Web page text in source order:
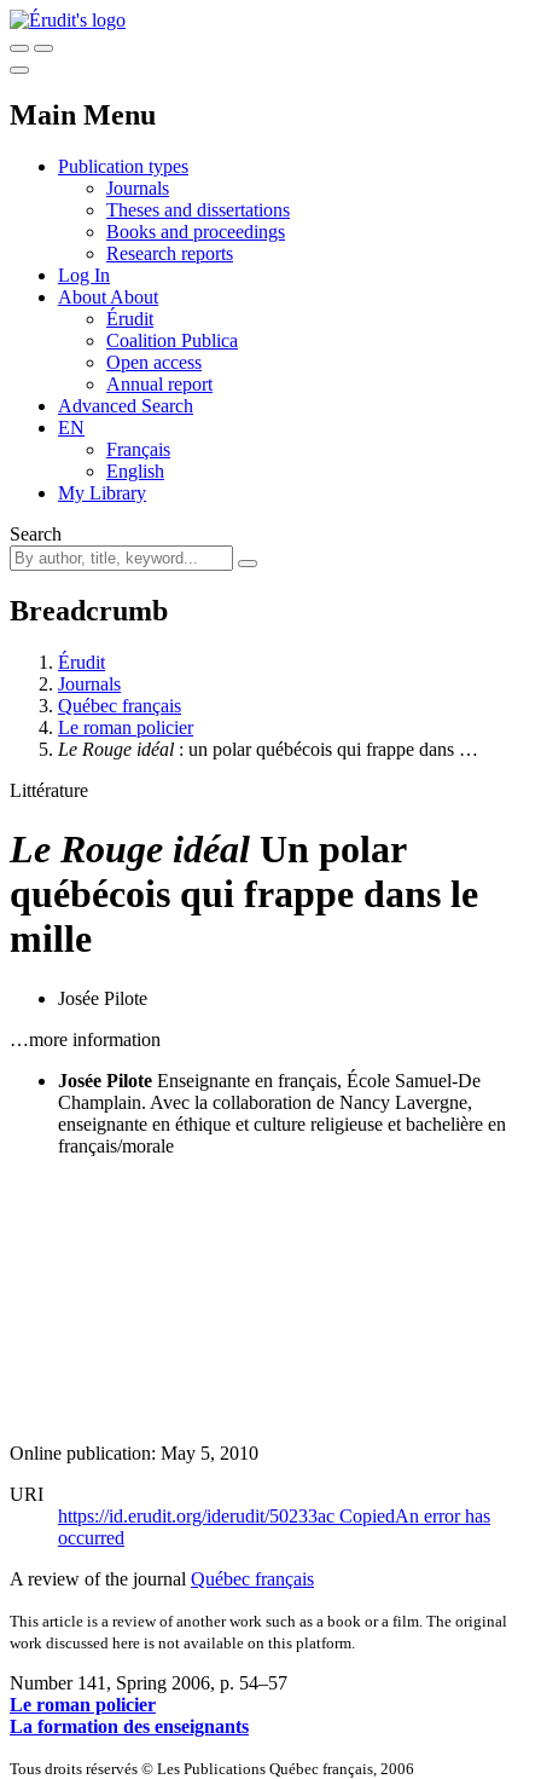
Main Menu
Publication types
Journals
Theses and dissertations
Books and proceedings
Research reports
Log In
About About
Érudit
Coalition Publica
Open access
Annual report
Advanced Search
EN
Français
English
My Library
Search
Breadcrumb
Érudit
Journals
Québec français
Le roman policier
Le Rouge idéal : un polar québécois qui frappe dans …
Littérature
Le Rouge idéal Un polar
québécois qui frappe dans le
mille
Josée Pilote
…more information
Josée Pilote Enseignante en français, École Samuel-De
Champlain. Avec la collaboration de Nancy Lavergne,
enseignante en éthique et culture religieuse et bachelière en
français/morale
Online publication: May 5, 2010
URI
https://id.erudit.org/iderudit/50233ac CopiedAn error has
occurred
A review of the journal Québec français
This article is a review of another work such as a book or a film. The original
work discussed here is not available on this platform.
Number 141, Spring 2006, p. 54–57
Le roman policier
La formation des enseignants
Tous droits réservés © Les Publications Québec français, 2006